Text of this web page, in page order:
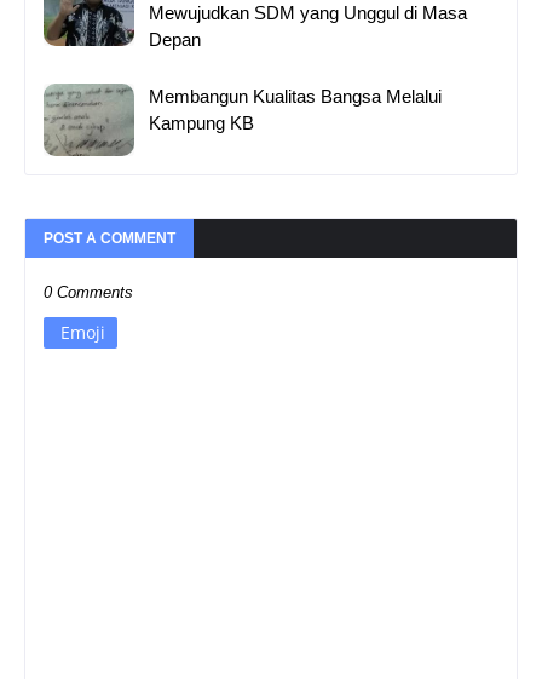
Mewujudkan SDM yang Unggul di Masa
Depan
Membangun Kualitas Bangsa Melalui
Kampung KB
POST A COMMENT
0 Comments
Emoji